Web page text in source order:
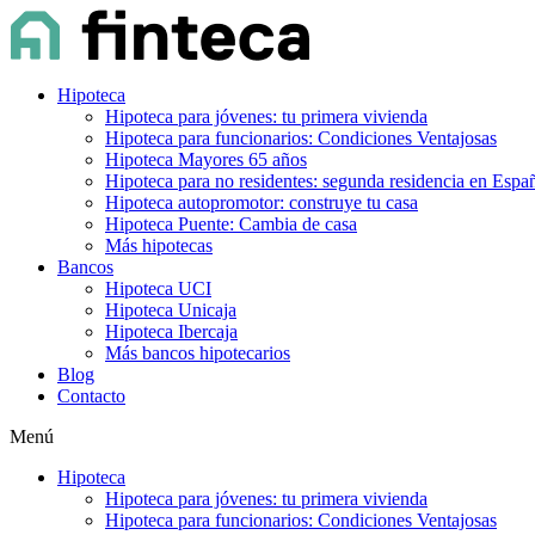
Hipoteca
Hipoteca para jóvenes: tu primera vivienda
Hipoteca para funcionarios: Condiciones Ventajosas
Hipoteca Mayores 65 años
Hipoteca para no residentes: segunda residencia en
Hipoteca autopromotor: construye tu casa
Hipoteca Puente: Cambia de casa
Más hipotecas
Bancos
Hipoteca UCI
Hipoteca Unicaja
Hipoteca Ibercaja
Más bancos hipotecarios
Blog
Contacto
Menú
Hipoteca
Hipoteca para jóvenes: tu primera vivienda
Hipoteca para funcionarios: Condiciones Ventajosas